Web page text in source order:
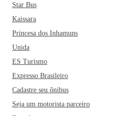
Star Bus
Kaissara
Princesa dos Inhamuns
Unida
ES Turismo
Expresso Brasileiro
Cadastre seu ônibus
Seja um motorista parceiro